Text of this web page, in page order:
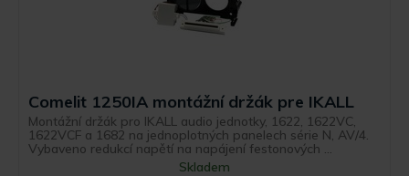
Comelit 1250IA montážní držák pre IKALL
Montážní držák pro IKALL audio jednotky, 1622, 1622VC,
1622VCF a 1682 na jednoplotných panelech série N, AV/4.
Vybaveno redukcí napětí na napájení festonových ...
Skladem